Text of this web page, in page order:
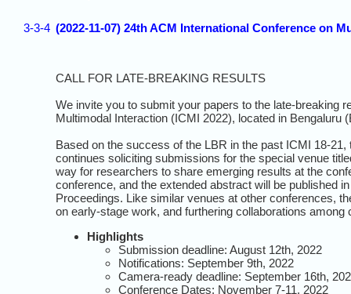
3-3-4 (2022-11-07) 24th ACM International Conference on
CALL FOR LATE-BREAKING RESULTS
We invite you to submit your papers to the late-breaking
Multimodal Interaction (ICMI 2022), located in Bengaluru
Based on the success of the LBR in the past ICMI 18-
continues soliciting submissions for the special venue
way for researchers to share emerging results at the
conference, and the extended abstract will be published
Proceedings. Like similar venues at other conferences,
on early-stage work, and furthering collaborations among
Highlights
Submission deadline: August 12th, 2022
Notifications: September 9th, 2022
Camera-ready deadline: September 16th,
Conference Dates: November 7-11, 2022